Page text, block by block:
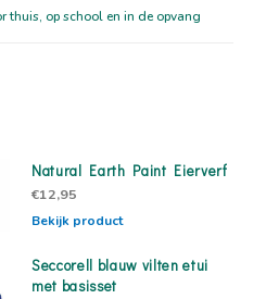
thuis, op school en in de opvang
Natural Earth Paint Eierverf
€12,95
Bekijk product
Seccorell blauw vilten etui
met basisset